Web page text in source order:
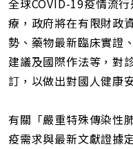
全球COVID-19疫情流
療，政府將在有限財政
勢、藥物最新臨床實證
建議及國際作法等，對
訂，以做出對國人健康
有關「嚴重特殊傳染性
疫需求與最新文獻證據